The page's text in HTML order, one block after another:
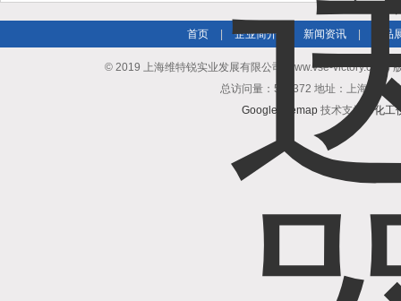
首页 企业简介 新闻资讯 产品
© 2019 上海维特锐实业发展有限公司(www.vse-victory.com)
总访问量：510372 地址：上海普陀
GoogleSitemap 技术支持：化工